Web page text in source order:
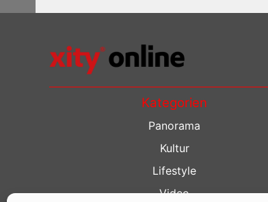
Kategorien
Panorama
Kultur
Lifestyle
Video